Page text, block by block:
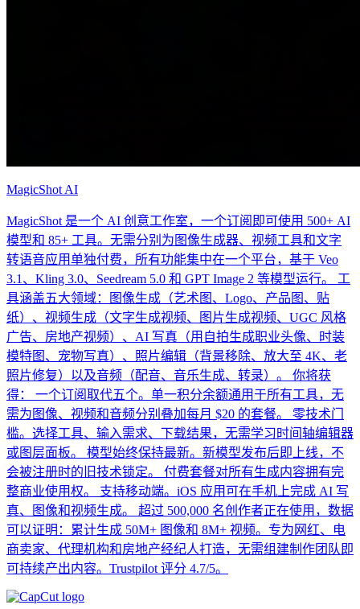
MagicShot AI
MagicShot 是一个 AI 创意工作室，一个订阅即可使用 500+ AI
模型和 85+ 工具。无需分别为图像生成器、视频工具和文字
转语音应用单独付费，所有功能集中在一个平台，基于 Veo
3.1、Kling 3.0、Seedream 5.0 和 GPT Image 2 等模型运行。 工
具涵盖五大领域：图像生成（艺术图、Logo、产品图、贴
纸）、视频生成（文字生成视频、图片生成视频、UGC 风格
广告、房地产视频）、AI 写真（用自拍生成职业头像、时装
模特图、宠物写真）、照片编辑（背景移除、放大至 4K、老
照片修复）以及音频（配音、音乐生成、转录）。 你将获
得： 一个订阅取代五个。单一积分余额通用于所有工具，无
需为图像、视频和音频分别叠加每月 $20 的套餐。 零技术门
槛。选择工具、输入需求、下载结果，无需学习时间轴编辑器
或图层面板。 模型始终保持最新。新模型发布后即上线，不
会被注册时的旧技术锁定。 付费套餐对所有生成内容拥有完
整商业使用权。 支持移动端。iOS 应用可在手机上完成 AI 写
真、图像和视频生成。 超过 500,000 名创作者正在使用，数据
可以证明：累计生成 50M+ 图像和 8M+ 视频。专为网红、电
商卖家、代理机构和房地产经纪人打造，无需组建制作团队即
可持续产出内容。Trustpilot 评分 4.7/5。